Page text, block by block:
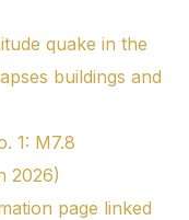
quake in the
buildings and
1: M7.8
2026)
page linked